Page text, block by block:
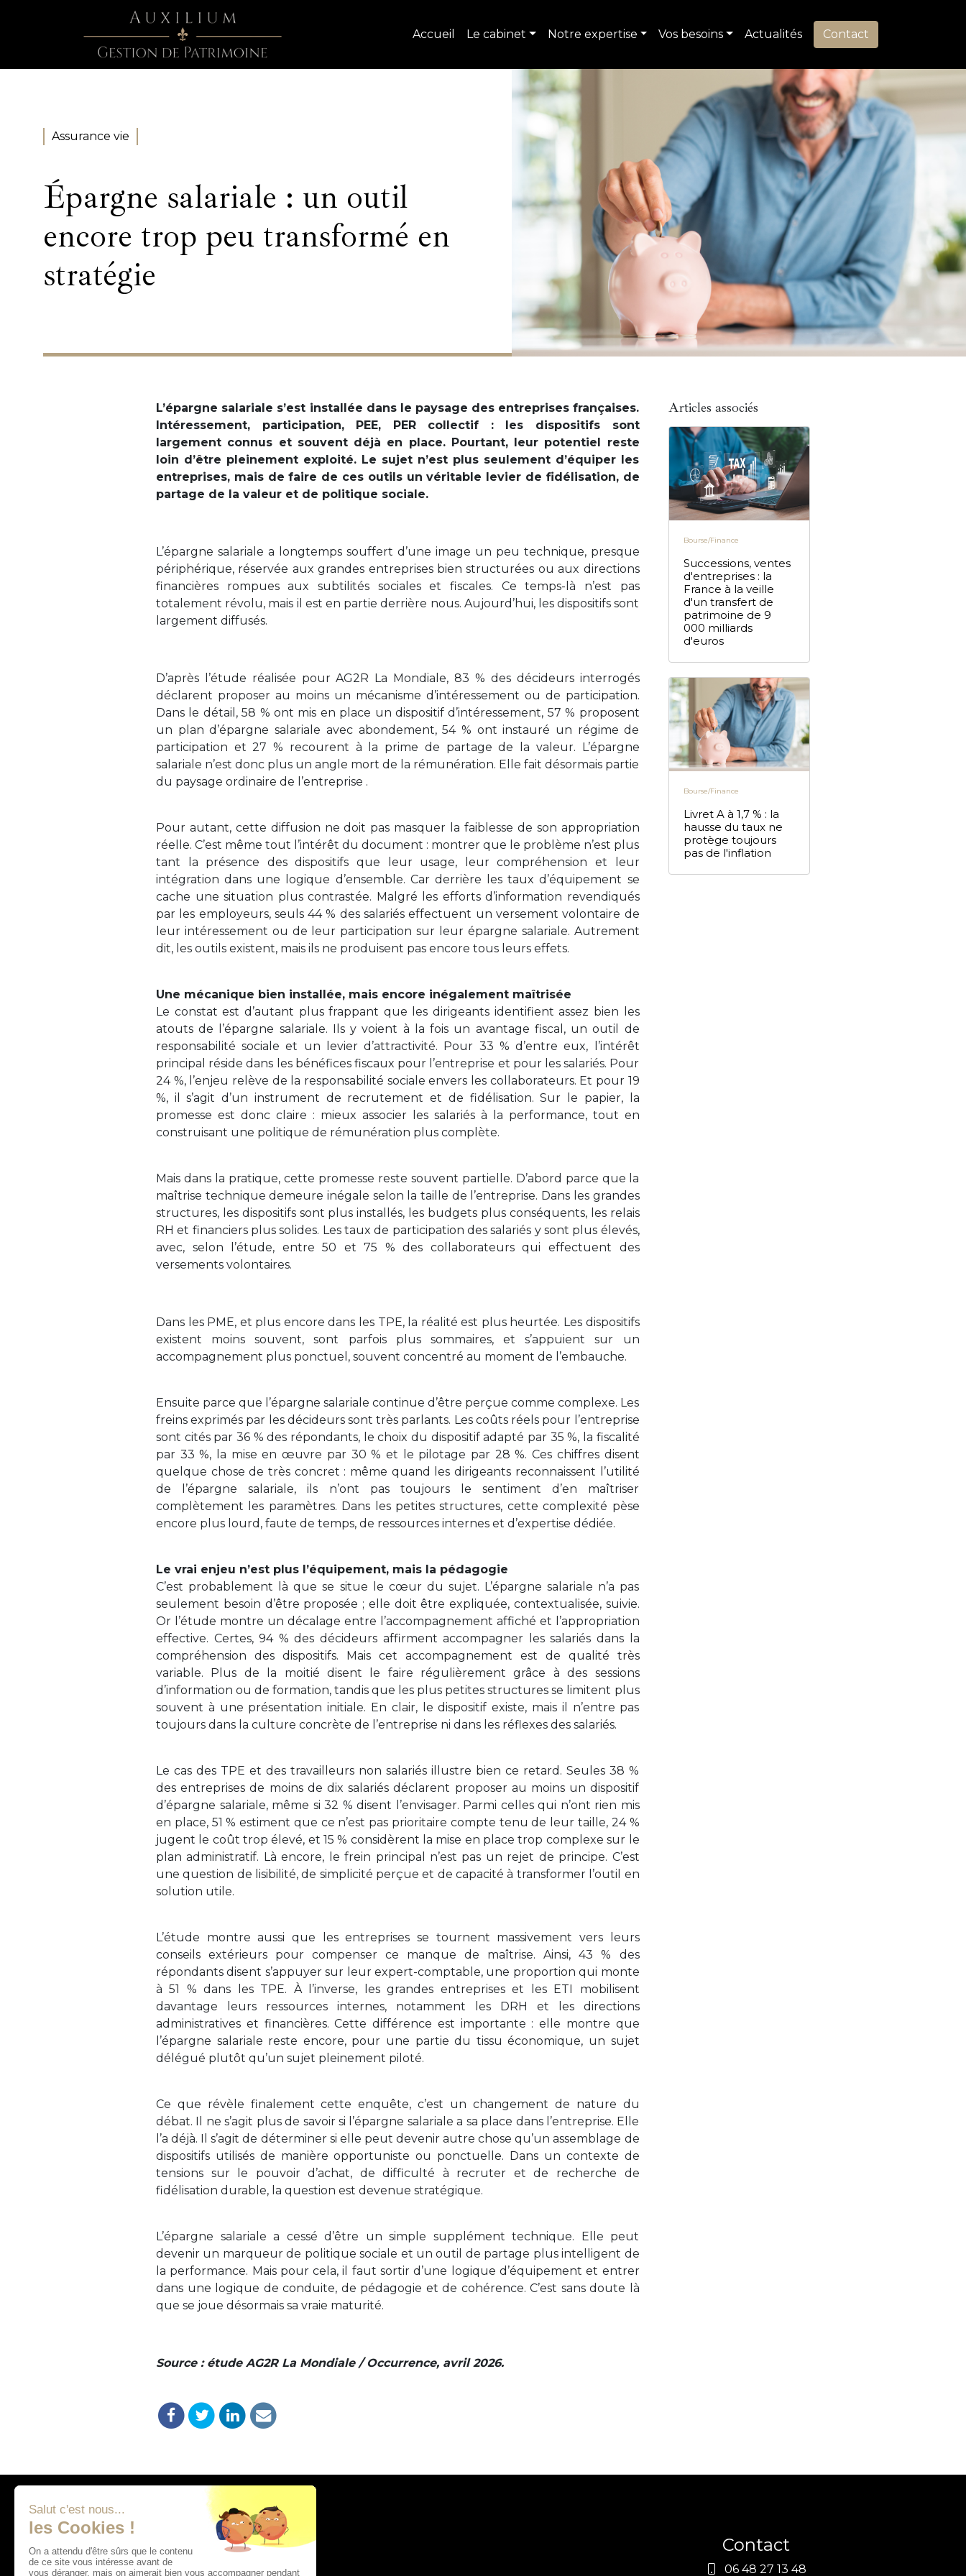
Accueil Le cabinet Notre expertise Vos besoins Actualités Contact
Assurance vie
Épargne salariale : un outil
encore trop peu transformé en
stratégie
L’épargne salariale s’est installée dans le paysage des entreprises françaises.
Intéressement, participation, PEE, PER collectif : les dispositifs sont
largement connus et souvent déjà en place. Pourtant, leur potentiel reste
loin d’être pleinement exploité. Le sujet n’est plus seulement d’équiper les
entreprises, mais de faire de ces outils un véritable levier de fidélisation, de
partage de la valeur et de politique sociale.
L’épargne salariale a longtemps souffert d’une image un peu technique, presque
périphérique, réservée aux grandes entreprises bien structurées ou aux directions
financières rompues aux subtilités sociales et fiscales. Ce temps-là n’est pas
totalement révolu, mais il est en partie derrière nous. Aujourd’hui, les dispositifs sont
largement diffusés.
D’après l’étude réalisée pour AG2R La Mondiale, 83 % des décideurs interrogés
déclarent proposer au moins un mécanisme d’intéressement ou de participation.
Dans le détail, 58 % ont mis en place un dispositif d’intéressement, 57 % proposent
un plan d’épargne salariale avec abondement, 54 % ont instauré un régime de
participation et 27 % recourent à la prime de partage de la valeur. L’épargne
salariale n’est donc plus un angle mort de la rémunération. Elle fait désormais partie
du paysage ordinaire de l’entreprise .
Pour autant, cette diffusion ne doit pas masquer la faiblesse de son appropriation
réelle. C’est même tout l’intérêt du document : montrer que le problème n’est plus
tant la présence des dispositifs que leur usage, leur compréhension et leur
intégration dans une logique d’ensemble. Car derrière les taux d’équipement se
cache une situation plus contrastée. Malgré les efforts d’information revendiqués
par les employeurs, seuls 44 % des salariés effectuent un versement volontaire de
leur intéressement ou de leur participation sur leur épargne salariale. Autrement
dit, les outils existent, mais ils ne produisent pas encore tous leurs effets.
Une mécanique bien installée, mais encore inégalement maîtrisée
Le constat est d’autant plus frappant que les dirigeants identifient assez bien les
atouts de l’épargne salariale. Ils y voient à la fois un avantage fiscal, un outil de
responsabilité sociale et un levier d’attractivité. Pour 33 % d’entre eux, l’intérêt
principal réside dans les bénéfices fiscaux pour l’entreprise et pour les salariés. Pour
24 %, l’enjeu relève de la responsabilité sociale envers les collaborateurs. Et pour 19
%, il s’agit d’un instrument de recrutement et de fidélisation. Sur le papier, la
promesse est donc claire : mieux associer les salariés à la performance, tout en
construisant une politique de rémunération plus complète.
Mais dans la pratique, cette promesse reste souvent partielle. D’abord parce que la
maîtrise technique demeure inégale selon la taille de l’entreprise. Dans les grandes
structures, les dispositifs sont plus installés, les budgets plus conséquents, les relais
RH et financiers plus solides. Les taux de participation des salariés y sont plus élevés,
avec, selon l’étude, entre 50 et 75 % des collaborateurs qui effectuent des
versements volontaires.
Dans les PME, et plus encore dans les TPE, la réalité est plus heurtée. Les dispositifs
existent moins souvent, sont parfois plus sommaires, et s’appuient sur un
accompagnement plus ponctuel, souvent concentré au moment de l’embauche.
Ensuite parce que l’épargne salariale continue d’être perçue comme complexe. Les
freins exprimés par les décideurs sont très parlants. Les coûts réels pour l’entreprise
sont cités par 36 % des répondants, le choix du dispositif adapté par 35 %, la fiscalité
par 33 %, la mise en œuvre par 30 % et le pilotage par 28 %. Ces chiffres disent
quelque chose de très concret : même quand les dirigeants reconnaissent l’utilité
de l’épargne salariale, ils n’ont pas toujours le sentiment d’en maîtriser
complètement les paramètres. Dans les petites structures, cette complexité pèse
encore plus lourd, faute de temps, de ressources internes et d’expertise dédiée.
Le vrai enjeu n’est plus l’équipement, mais la pédagogie
C’est probablement là que se situe le cœur du sujet. L’épargne salariale n’a pas
seulement besoin d’être proposée ; elle doit être expliquée, contextualisée, suivie.
Or l’étude montre un décalage entre l’accompagnement affiché et l’appropriation
effective. Certes, 94 % des décideurs affirment accompagner les salariés dans la
compréhension des dispositifs. Mais cet accompagnement est de qualité très
variable. Plus de la moitié disent le faire régulièrement grâce à des sessions
d’information ou de formation, tandis que les plus petites structures se limitent plus
souvent à une présentation initiale. En clair, le dispositif existe, mais il n’entre pas
toujours dans la culture concrète de l’entreprise ni dans les réflexes des salariés.
Le cas des TPE et des travailleurs non salariés illustre bien ce retard. Seules 38 %
des entreprises de moins de dix salariés déclarent proposer au moins un dispositif
d’épargne salariale, même si 32 % disent l’envisager. Parmi celles qui n’ont rien mis
en place, 51 % estiment que ce n’est pas prioritaire compte tenu de leur taille, 24 %
jugent le coût trop élevé, et 15 % considèrent la mise en place trop complexe sur le
plan administratif. Là encore, le frein principal n’est pas un rejet de principe. C’est
une question de lisibilité, de simplicité perçue et de capacité à transformer l’outil en
solution utile.
L’étude montre aussi que les entreprises se tournent massivement vers leurs
conseils extérieurs pour compenser ce manque de maîtrise. Ainsi, 43 % des
répondants disent s’appuyer sur leur expert-comptable, une proportion qui monte
à 51 % dans les TPE. À l’inverse, les grandes entreprises et les ETI mobilisent
davantage leurs ressources internes, notamment les DRH et les directions
administratives et financières. Cette différence est importante : elle montre que
l’épargne salariale reste encore, pour une partie du tissu économique, un sujet
délégué plutôt qu’un sujet pleinement piloté.
Ce que révèle finalement cette enquête, c’est un changement de nature du
débat. Il ne s’agit plus de savoir si l’épargne salariale a sa place dans l’entreprise. Elle
l’a déjà. Il s’agit de déterminer si elle peut devenir autre chose qu’un assemblage de
dispositifs utilisés de manière opportuniste ou ponctuelle. Dans un contexte de
tensions sur le pouvoir d’achat, de difficulté à recruter et de recherche de
fidélisation durable, la question est devenue stratégique.
L’épargne salariale a cessé d’être un simple supplément technique. Elle peut
devenir un marqueur de politique sociale et un outil de partage plus intelligent de
la performance. Mais pour cela, il faut sortir d’une logique d’équipement et entrer
dans une logique de conduite, de pédagogie et de cohérence. C’est sans doute là
que se joue désormais sa vraie maturité.
Source : étude AG2R La Mondiale / Occurrence, avril 2026.
Articles associés
Bourse/Finance
Successions, ventes
d'entreprises : la
France à la veille
d'un transfert de
patrimoine de 9
000 milliards
d'euros
Bourse/Finance
Livret A à 1,7 % : la
hausse du taux ne
protège toujours
pas de l'inflation
Adresses Contact
06 48 27 13 48